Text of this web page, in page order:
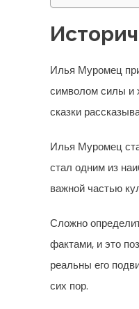
Илья Муромец
символом силы и
сказки
Илья Муромец
стал одним из
важной частью
Сложно
фактами, и это
реальны его
сих пор.